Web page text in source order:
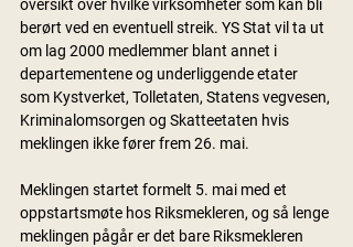
oversikt over hvilke virksomheter som kan bli
berørt ved en eventuell streik. YS Stat vil ta ut
om lag 2000 medlemmer blant annet i
departementene og underliggende etater
som Kystverket, Tolletaten, Statens vegvesen,
Kriminalomsorgen og Skatteetaten hvis
meklingen ikke fører frem 26. mai.
Meklingen startet formelt 5. mai med et
oppstartsmøte hos Riksmekleren, og så lenge
meklingen pågår er det bare Riksmekleren